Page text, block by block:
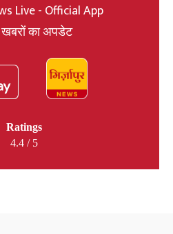
Live - Official App
का अपडेट
Ratings
4.4 / 5